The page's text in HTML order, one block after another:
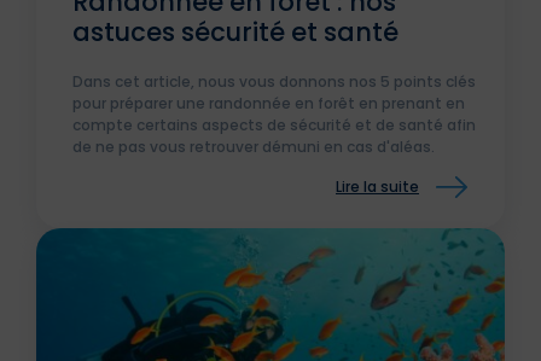
astuces sécurité et santé
Dans cet article, nous vous donnons nos 5 points clés
pour préparer une randonnée en forêt en prenant en
compte certains aspects de sécurité et de santé afin
de ne pas vous retrouver démuni en cas d'aléas.
Lire la suite